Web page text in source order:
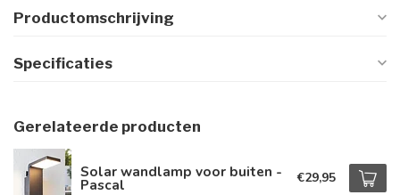
Productomschrijving
Specificaties
Gerelateerde producten
Solar wandlamp voor buiten -
Pascal €29,95